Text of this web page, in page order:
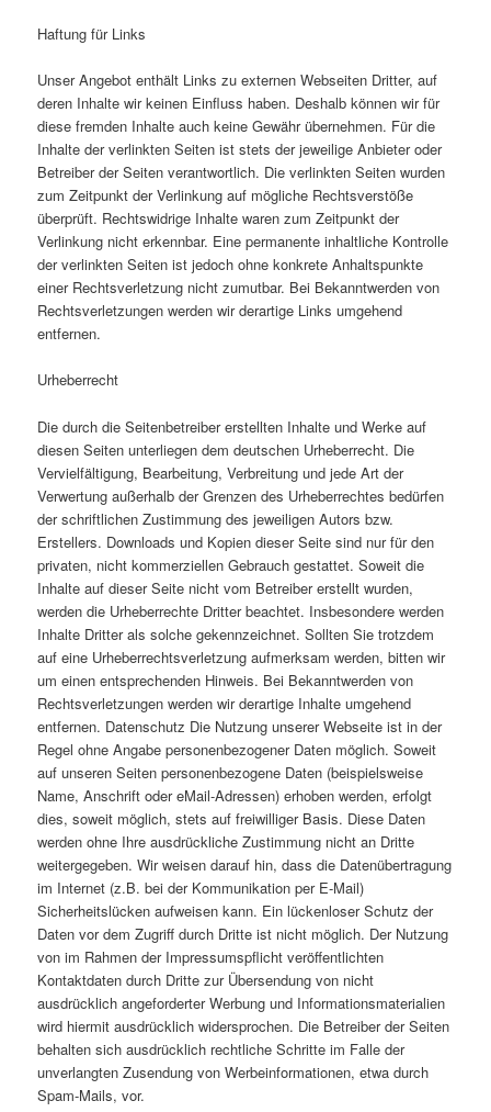
Haftung für Links
Unser Angebot enthält Links zu externen Webseiten Dritter, auf
deren Inhalte wir keinen Einfluss haben. Deshalb können wir für
diese fremden Inhalte auch keine Gewähr übernehmen. Für die
Inhalte der verlinkten Seiten ist stets der jeweilige Anbieter oder
Betreiber der Seiten verantwortlich. Die verlinkten Seiten wurden
zum Zeitpunkt der Verlinkung auf mögliche Rechtsverstöße
überprüft. Rechtswidrige Inhalte waren zum Zeitpunkt der
Verlinkung nicht erkennbar. Eine permanente inhaltliche Kontrolle
der verlinkten Seiten ist jedoch ohne konkrete Anhaltspunkte
einer Rechtsverletzung nicht zumutbar. Bei Bekanntwerden von
Rechtsverletzungen werden wir derartige Links umgehend
entfernen.
Urheberrecht
Die durch die Seitenbetreiber erstellten Inhalte und Werke auf
diesen Seiten unterliegen dem deutschen Urheberrecht. Die
Vervielfältigung, Bearbeitung, Verbreitung und jede Art der
Verwertung außerhalb der Grenzen des Urheberrechtes bedürfen
der schriftlichen Zustimmung des jeweiligen Autors bzw.
Erstellers. Downloads und Kopien dieser Seite sind nur für den
privaten, nicht kommerziellen Gebrauch gestattet. Soweit die
Inhalte auf dieser Seite nicht vom Betreiber erstellt wurden,
werden die Urheberrechte Dritter beachtet. Insbesondere werden
Inhalte Dritter als solche gekennzeichnet. Sollten Sie trotzdem
auf eine Urheberrechtsverletzung aufmerksam werden, bitten wir
um einen entsprechenden Hinweis. Bei Bekanntwerden von
Rechtsverletzungen werden wir derartige Inhalte umgehend
entfernen. Datenschutz Die Nutzung unserer Webseite ist in der
Regel ohne Angabe personenbezogener Daten möglich. Soweit
auf unseren Seiten personenbezogene Daten (beispielsweise
Name, Anschrift oder eMail-Adressen) erhoben werden, erfolgt
dies, soweit möglich, stets auf freiwilliger Basis. Diese Daten
werden ohne Ihre ausdrückliche Zustimmung nicht an Dritte
weitergegeben. Wir weisen darauf hin, dass die Datenübertragung
im Internet (z.B. bei der Kommunikation per E-Mail)
Sicherheitslücken aufweisen kann. Ein lückenloser Schutz der
Daten vor dem Zugriff durch Dritte ist nicht möglich. Der Nutzung
von im Rahmen der Impressumspflicht veröffentlichten
Kontaktdaten durch Dritte zur Übersendung von nicht
ausdrücklich angeforderter Werbung und Informationsmaterialien
wird hiermit ausdrücklich widersprochen. Die Betreiber der Seiten
behalten sich ausdrücklich rechtliche Schritte im Falle der
unverlangten Zusendung von Werbeinformationen, etwa durch
Spam-Mails, vor.